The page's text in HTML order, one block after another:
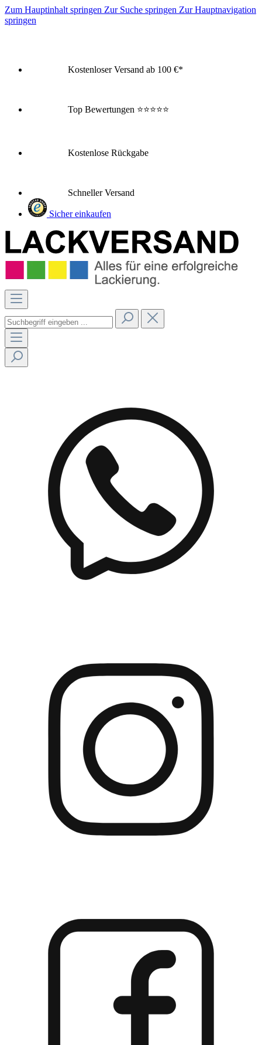
Zum Hauptinhalt springen Zur Suche springen Zur Hauptnavigation
springen
Kostenloser Versand ab 100 €*
Top Bewertungen ⭐⭐⭐⭐⭐
Kostenlose Rückgabe
Schneller Versand
Sicher einkaufen